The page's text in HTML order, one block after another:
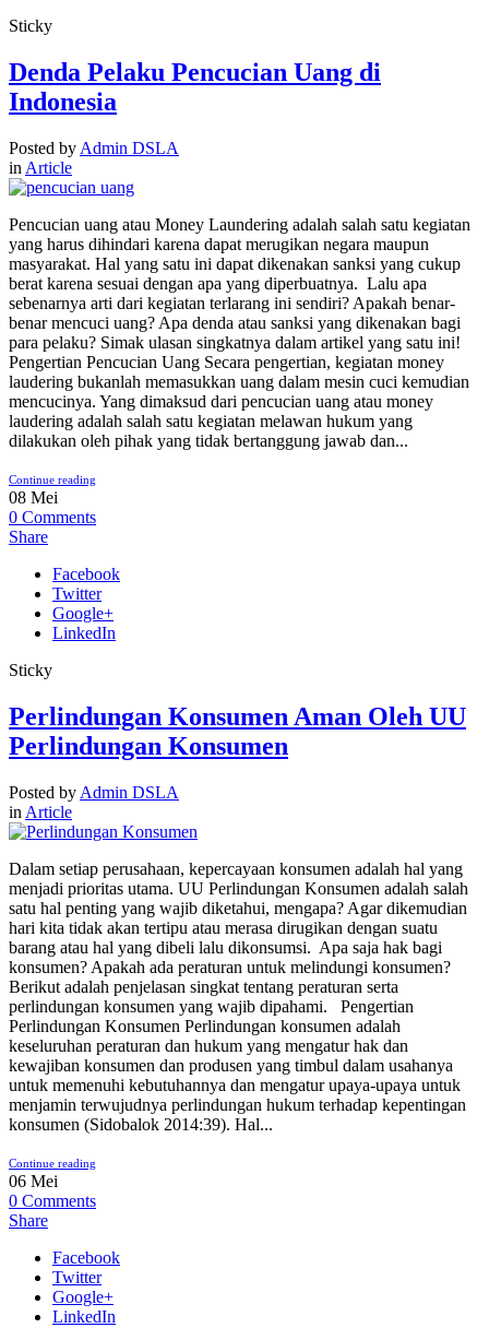
Sticky
Denda Pelaku Pencucian Uang di
Indonesia
Posted by Admin DSLA
in Article
Pencucian uang atau Money Laundering adalah salah satu kegiatan
yang harus dihindari karena dapat merugikan negara maupun
masyarakat. Hal yang satu ini dapat dikenakan sanksi yang cukup
berat karena sesuai dengan apa yang diperbuatnya. Lalu apa
sebenarnya arti dari kegiatan terlarang ini sendiri? Apakah benar-
benar mencuci uang? Apa denda atau sanksi yang dikenakan bagi
para pelaku? Simak ulasan singkatnya dalam artikel yang satu ini!
Pengertian Pencucian Uang Secara pengertian, kegiatan money
laudering bukanlah memasukkan uang dalam mesin cuci kemudian
mencucinya. Yang dimaksud dari pencucian uang atau money
laudering adalah salah satu kegiatan melawan hukum yang
dilakukan oleh pihak yang tidak bertanggung jawab dan...
Continue reading
08 Mei
0 Comments
Share
Facebook
Twitter
Google+
LinkedIn
Sticky
Perlindungan Konsumen Aman Oleh UU
Perlindungan Konsumen
Posted by Admin DSLA
in Article
Dalam setiap perusahaan, kepercayaan konsumen adalah hal yang
menjadi prioritas utama. UU Perlindungan Konsumen adalah salah
satu hal penting yang wajib diketahui, mengapa? Agar dikemudian
hari kita tidak akan tertipu atau merasa dirugikan dengan suatu
barang atau hal yang dibeli lalu dikonsumsi. Apa saja hak bagi
konsumen? Apakah ada peraturan untuk melindungi konsumen?
Berikut adalah penjelasan singkat tentang peraturan serta
perlindungan konsumen yang wajib dipahami. Pengertian
Perlindungan Konsumen Perlindungan konsumen adalah
keseluruhan peraturan dan hukum yang mengatur hak dan
kewajiban konsumen dan produsen yang timbul dalam usahanya
untuk memenuhi kebutuhannya dan mengatur upaya-upaya untuk
menjamin terwujudnya perlindungan hukum terhadap kepentingan
konsumen (Sidobalok 2014:39). Hal...
Continue reading
06 Mei
0 Comments
Share
Facebook
Twitter
Google+
LinkedIn